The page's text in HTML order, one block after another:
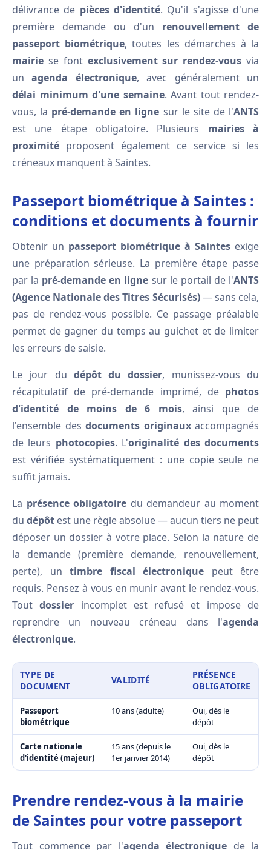
délivrance de pièces d'identité. Qu'il s'agisse d'une
première demande ou d'un renouvellement de
passeport biométrique, toutes les démarches à la
mairie se font exclusivement sur rendez-vous via
unagenda électronique, avec généralement un
délai minimum d'une semaine. Avant tout rendez-
vous, la pré-demande en ligne sur le site de l'ANTS
est une étape obligatoire. Plusieurs mairies à
proximité proposent également ce service si les
créneaux manquent à Saintes.
Passeport biométrique à Saintes :
conditions et documents à fournir
Obtenir un passeport biométrique à Saintes exige
une préparation sérieuse. La première étape passe
par la pré-demande en ligne sur le portail de l'ANTS
(Agence Nationale des Titres Sécurisés)— sans cela,
pas de rendez-vous possible. Ce passage préalable
permet de gagner du temps au guichet et de limiter
les erreurs de saisie.
Le jour du dépôt du dossier, munissez-vous du
récapitulatif de pré-demande imprimé, de photos
d'identité de moins de 6 mois, ainsi que de
l'ensemble des documents originauxaccompagnés
de leurs photocopies. L'originalité des documents
est vérifiée systématiquement : une copie seule ne
suffit jamais.
La présence obligatoire du demandeur au moment
du dépôt est une règle absolue — aucun tiers ne peut
déposer un dossier à votre place. Selon la nature de
la demande (première demande, renouvellement,
perte), un timbre fiscal électronique peut être
requis. Pensez à vous en munir avant le rendez-vous.
Toutdossier incomplet est refusé et impose de
reprendre un nouveau créneau dans l'agenda
électronique.
TYPE DE
DOCUMENT
VALIDITÉ
PRÉSENCE
OBLIGATOIRE
Passeport
biométrique
10 ans (adulte)
Oui, dès le
dépôt
Carte nationale
d'identité (majeur)
15 ans (depuis le
1er janvier 2014)
Oui, dès le
dépôt
Prendre rendez-vous à la mairie
de Saintes pour votre passeport
Tout commence par l'agenda électronique de la